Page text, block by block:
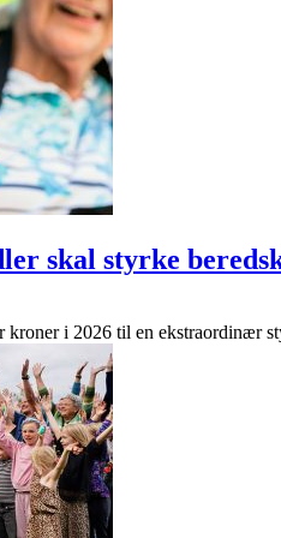
skal styrke
kroner i 2026 til en ekstraordinær